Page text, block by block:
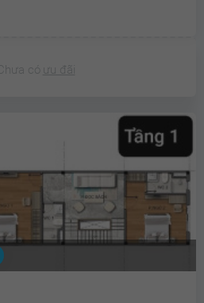
Chưa có ưu đãi